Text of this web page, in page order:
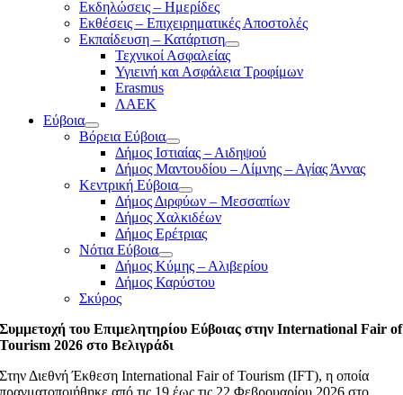
Εκδηλώσεις – Ημερίδες
Εκθέσεις – Επιχειρηματικές Αποστολές
Εκπαίδευση – Κατάρτιση
Τεχνικοί Ασφαλείας
Υγιεινή και Ασφάλεια Τροφίμων
Erasmus
ΛΑΕΚ
Εύβοια
Βόρεια Εύβοια
Δήμος Ιστιαίας – Αιδηψού
Δήμος Μαντουδίου – Λίμνης – Αγίας Άννας
Κεντρική Εύβοια
Δήμος Διρφύων – Μεσσαπίων
Δήμος Χαλκιδέων
Δήμος Ερέτριας
Νότια Εύβοια
Δήμος Κύμης – Αλιβερίου
Δήμος Καρύστου
Σκύρος
Συμμετοχή του Επιμελητηρίου Εύβοιας στην International Fair of
Tourism 2026 στο Βελιγράδι
Στην Διεθνή Έκθεση International Fair of Tourism (IFT), η οποία
πραγματοποιήθηκε από τις 19 έως τις 22 Φεβρουαρίου 2026 στο